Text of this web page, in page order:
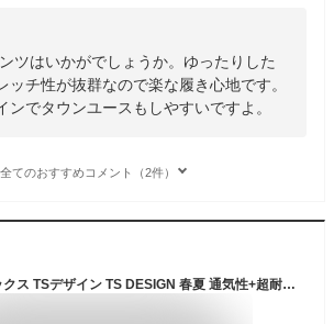
ツはいかがでしょうか。ゆったりした
ッチ性が抜群なので楽な履き心地です。
ンでタウンユースもしやすいですよ。
全てのおすすめコメント（2件）
メンズ パンツ スラックス TSデザイン TS DESIGN 春夏 通気性+超耐久撥水加工 NEO撥水 ナイロンドッツ ステルス 4Dストレッチ 帯電防止 防汚機能 メンズ ワークウェア スーツ はっ水パンツ オフィスカジュアル 9042 作業着 ワークウェア 作業服 形状安定